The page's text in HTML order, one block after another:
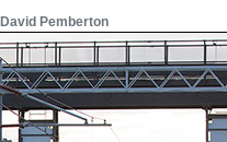
David Pemberton